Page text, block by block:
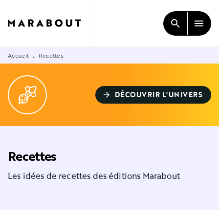
CONTENU
search menu
Accueil • Recettes
arrow_forward DÉCOUVRIR L'UNIVERS
Recettes
Les idées de recettes des éditions Marabout